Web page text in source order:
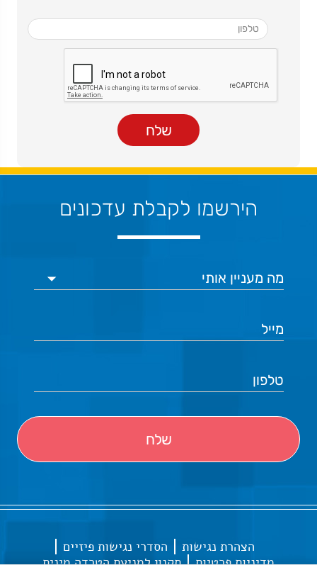
הירשמו לקבלת עדכונים
הצהרת נגישות
הסדרי נגישות פיזיים